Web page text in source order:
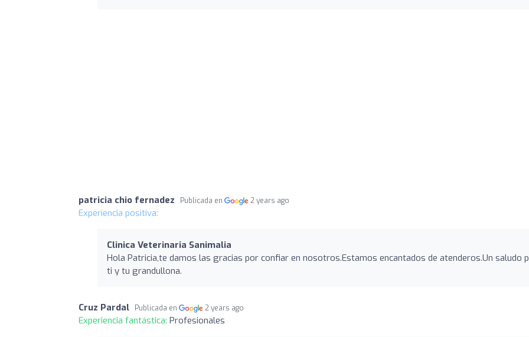
patricia chio fernadez Publicada en 2 years ago
Experiencia positiva:
Clinica Veterinaria Sanimalia
Hola Patricia,te damos las gracias por confiar en nosotros.Estamos encantados de atenderos.Un saludo
ti y tu grandullona.
Cruz Pardal Publicada en 2 years ago
Experiencia fantástica: Profesionales